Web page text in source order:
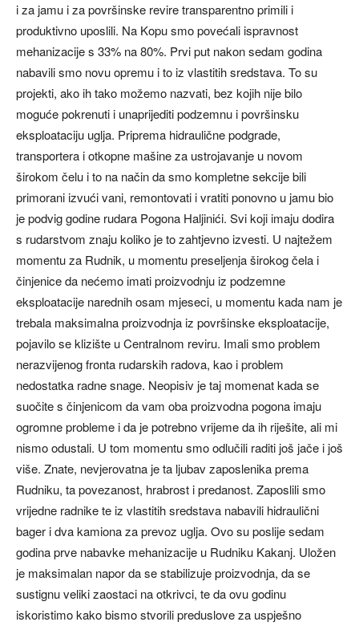
i za jamu i za površinske revire transparentno primili i
produktivno uposlili. Na Kopu smo povećali ispravnost
mehanizacije s 33% na 80%. Prvi put nakon sedam godina
nabavili smo novu opremu i to iz vlastitih sredstava. To su
projekti, ako ih tako možemo nazvati, bez kojih nije bilo
moguće pokrenuti i unaprijediti podzemnu i površinsku
eksploataciju uglja. Priprema hidraulične podgrade,
transportera i otkopne mašine za ustrojavanje u novom
širokom čelu i to na način da smo kompletne sekcije bili
primorani izvući vani, remontovati i vratiti ponovno u jamu bio
je podvig godine rudara Pogona Haljinići. Svi koji imaju dodira
s rudarstvom znaju koliko je to zahtjevno izvesti. U najtežem
momentu za Rudnik, u momentu preseljenja širokog čela i
činjenice da nećemo imati proizvodnju iz podzemne
eksploatacije narednih osam mjeseci, u momentu kada nam je
trebala maksimalna proizvodnja iz površinske eksploatacije,
pojavilo se klizište u Centralnom reviru. Imali smo problem
nerazvijenog fronta rudarskih radova, kao i problem
nedostatka radne snage. Neopisiv je taj momenat kada se
suočite s činjenicom da vam oba proizvodna pogona imaju
ogromne probleme i da je potrebno vrijeme da ih riješite, ali mi
nismo odustali. U tom momentu smo odlučili raditi još jače i još
više. Znate, nevjerovatna je ta ljubav zaposlenika prema
Rudniku, ta povezanost, hrabrost i predanost. Zaposlili smo
vrijedne radnike te iz vlastitih sredstava nabavili hidraulični
bager i dva kamiona za prevoz uglja. Ovo su poslije sedam
godina prve nabavke mehanizacije u Rudniku Kakanj. Uložen
je maksimalan napor da se stabilizuje proizvodnja, da se
sustignu veliki zaostaci na otkrivci, te da ovu godinu
iskoristimo kako bismo stvorili preduslove za uspješno